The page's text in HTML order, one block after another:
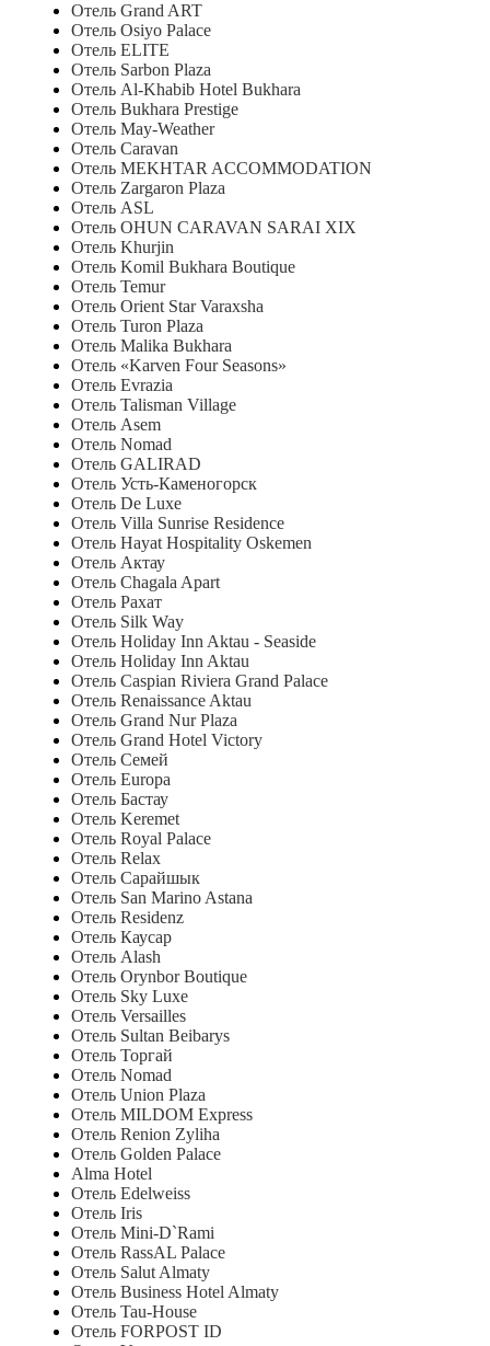
Отель Grand ART
Отель Osiyo Palace
Отель ELITE
Отель Sarbon Plaza
Отель Al-Khabib Hotel Bukhara
Отель Bukhara Prestige
Отель May-Weather
Отель Caravan
Отель MEKHTAR ACCOMMODATION
Отель Zargaron Plaza
Отель ASL
Отель OHUN CARAVAN SARAI XIX
Отель Khurjin
Отель Komil Bukhara Boutique
Отель Temur
Отель Orient Star Varaxsha
Отель Turon Plaza
Отель Malika Bukhara
Отель «Karven Four Seasons»
Отель Evrazia
Отель Talisman Village
Отель Asem
Отель Nomad
Отель GALIRAD
Отель Усть-Каменогорск
Отель De Luxe
Отель Villa Sunrise Residence
Отель Hayat Hospitality Oskemen
Отель Актау
Отель Chagala Apart
Отель Рахат
Отель Silk Way
Отель Holiday Inn Aktau - Seaside
Отель Holiday Inn Aktau
Отель Caspian Riviera Grand Palace
Отель Renaissance Aktau
Отель Grand Nur Plaza
Отель Grand Hotel Victory
Отель Семей
Отель Europa
Отель Бастау
Отель Keremet
Отель Royal Palace
Отель Relax
Отель Са­рай­шык
Отель San Marino Astana
Отель Residenz
Отель Каусар
Отель Alash
Отель Orynbor Boutique
Отель Sky Luxe
Отель Versailles
Отель Sultan Beibarys
Отель Торгай
Отель Nomad
Отель Union Plaza
Отель MILDOM Express
Отель Renion Zyliha
Отель Golden Palace
Alma Hotel
Отель Edelweiss
Отель Iris
Отель Mini-D`Rami
Отель RassAL Palace
Отель Salut Almaty
Отель Business Hotel Almaty
Отель Tau-House
Отель FORPOST ID